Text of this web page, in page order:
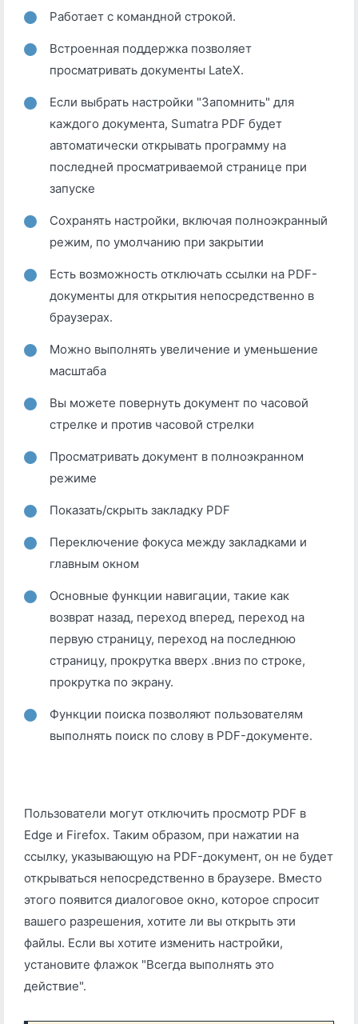
Работает с командной строкой.
Встроенная поддержка позволяет
просматривать документы LateX.
Если выбрать настройки "Запомнить" для
каждого документа, Sumatra PDF будет
автоматически открывать программу на
последней просматриваемой странице при
запуске
Сохранять настройки, включая полноэкранный
режим, по умолчанию при закрытии
Есть возможность отключать ссылки на PDF-
документы для открытия непосредственно в
браузерах.
Можно выполнять увеличение и уменьшение
масштаба
Вы можете повернуть документ по часовой
стрелке и против часовой стрелки
Просматривать документ в полноэкранном
режиме
Показать/скрыть закладку PDF
Переключение фокуса между закладками и
главным окном
Основные функции навигации, такие как
возврат назад, переход вперед, переход на
первую страницу, переход на последнюю
страницу, прокрутка вверх .вниз по строке,
прокрутка по экрану.
Функции поиска позволяют пользователям
выполнять поиск по слову в PDF-документе.
Пользователи могут отключить просмотр PDF в
Edge и Firefox. Таким образом, при нажатии на
ссылку, указывающую на PDF-документ, он не будет
открываться непосредственно в браузере. Вместо
этого появится диалоговое окно, которое спросит
вашего разрешения, хотите ли вы открыть эти
файлы. Если вы хотите изменить настройки,
установите флажок "Всегда выполнять это
действие".